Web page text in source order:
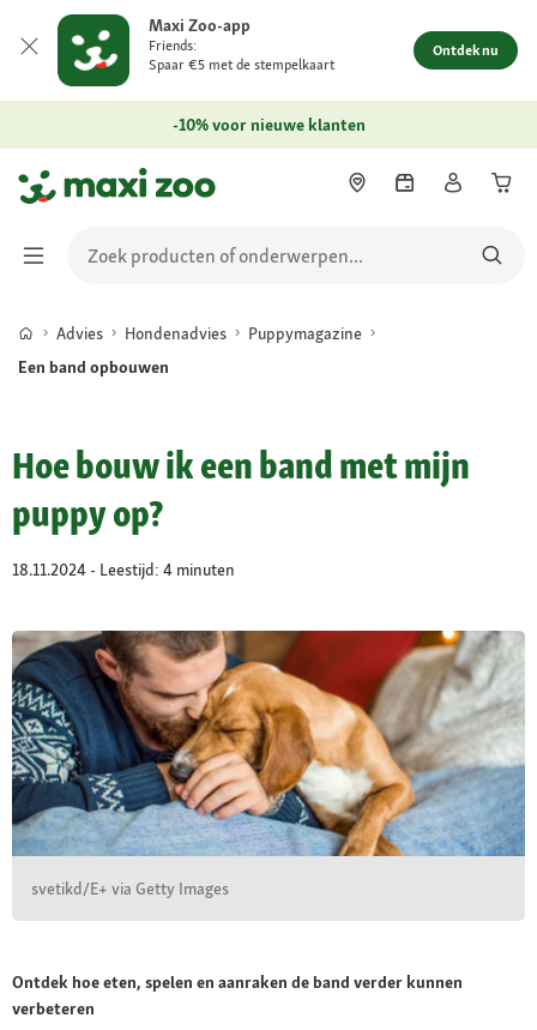
Maxi Zoo-app
Friends:
Spaar €5 met de stempelkaart
Ontdek nu
-10% voor nieuwe klanten
Advies Hondenadvies
Puppymagazine
Een band opbouwen
Hoe bouw ik een band met mijn
puppy op?
18.11.2024 - Leestijd: 4 minuten
svetikd/E+ via Getty Images
Ontdek hoe eten, spelen en aanraken de band verder kunnen
verbeteren